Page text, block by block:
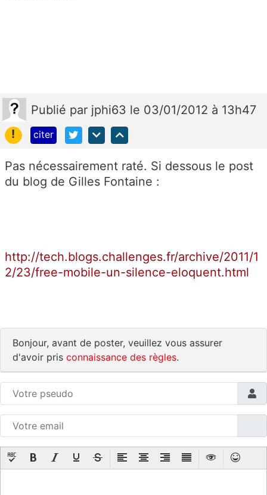
Publié par jphi63 le 03/01/2012 à 13h47
!
citer
Pas nécessairement raté. Si dessous le post
du blog de Gilles Fontaine :
http://tech.blogs.challenges.fr/archive/2011/1
2/23/free-mobile-un-silence-eloquent.html
Bonjour, avant de poster, veuillez vous assurer
d'avoir pris connaissance des règles.